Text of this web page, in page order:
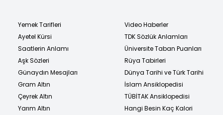
Yemek Tarifleri
Ayetel Kürsi
Saatlerin Anlamı
Aşk Sözleri
Günaydın Mesajları
Gram Altın
Çeyrek Altın
Yarım Altın
Video Haberler
TDK Sözlük Anlamları
Üniversite Taban Puanları
Rüya Tabirleri
Dünya Tarihi ve Türk Tarihi
İslam Ansiklopedisi
TÜBİTAK Ansiklopedisi
Hangi Besin Kaç Kalori